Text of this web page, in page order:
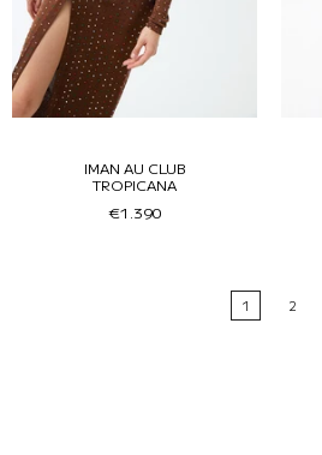
IMAN AU CLUB
TROPICANA
€1.390
1 2